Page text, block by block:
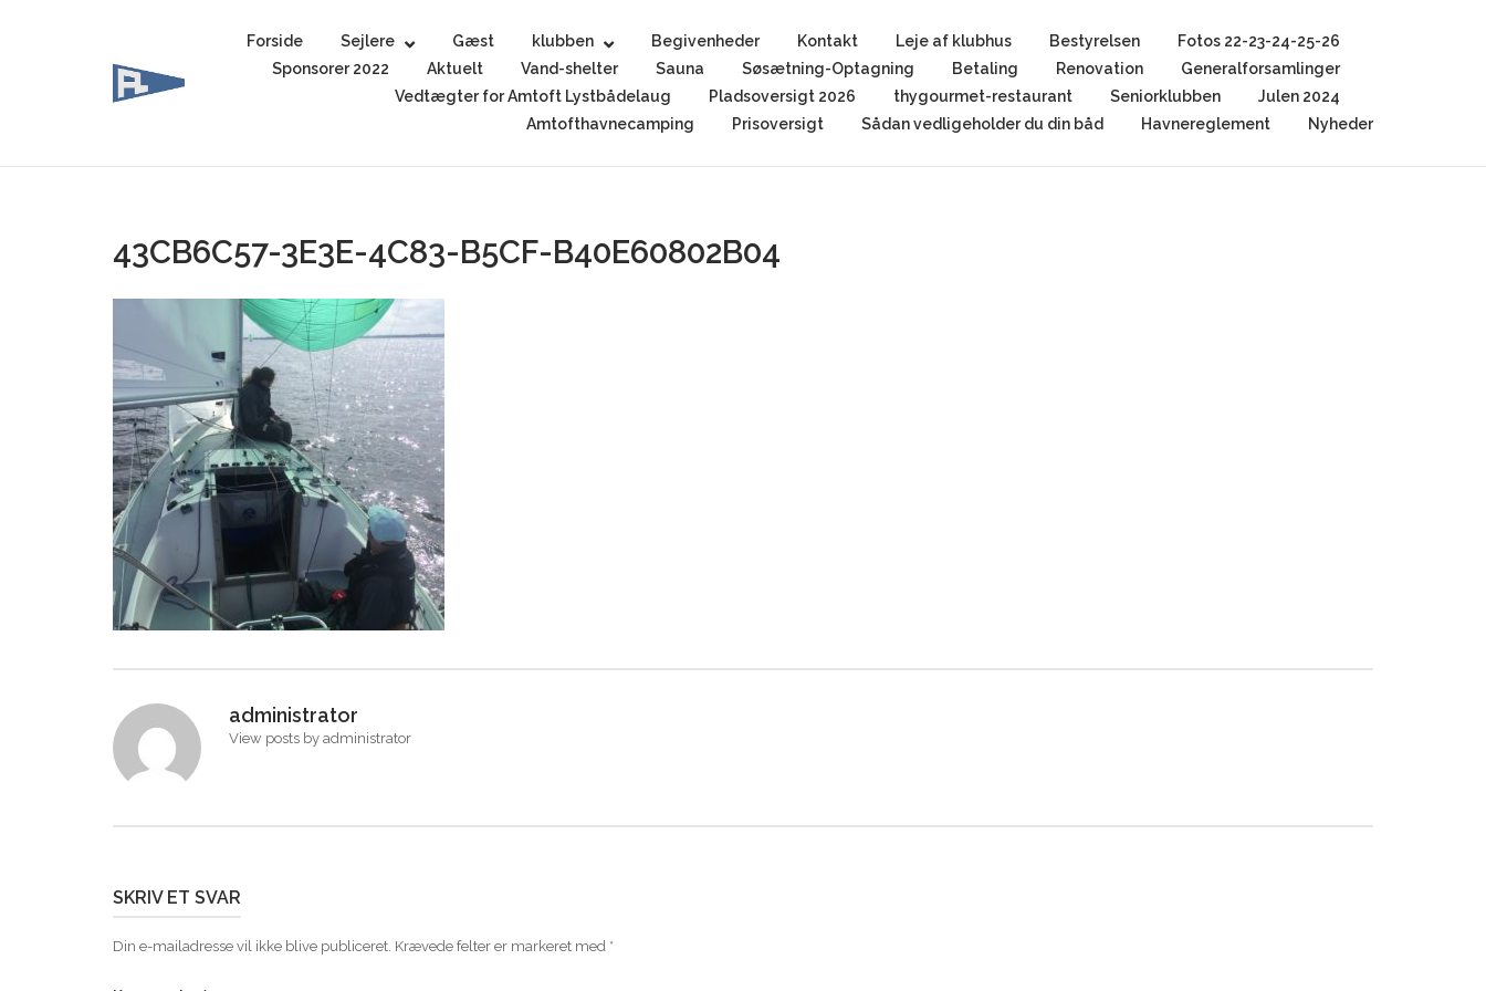
Forside Sejlere Gæst klubben Begivenheder Kontakt Leje af klubhus Bestyrelsen
Fotos 22-23-24-25-26
Sponsorer 2022
Aktuelt Vand-shelter Sauna Søsætning-Optagning Betaling Renovation
Generalforsamlinger
Vedtægter for Amtoft Lystbådelaug
Pladsoversigt 2026 thygourmet-restaurant Seniorklubben
Julen 2024
Amtofthavnecamping
Prisoversigt Sådan vedligeholder du din båd Havnereglement Nyheder
43CB6C57-3E3E-4C83-B5CF-B40E60802B04
administrator
View posts by administrator
SKRIV ET SVAR
Din e-mailadresse vil ikke blive publiceret. Krævede felter er markeret med *